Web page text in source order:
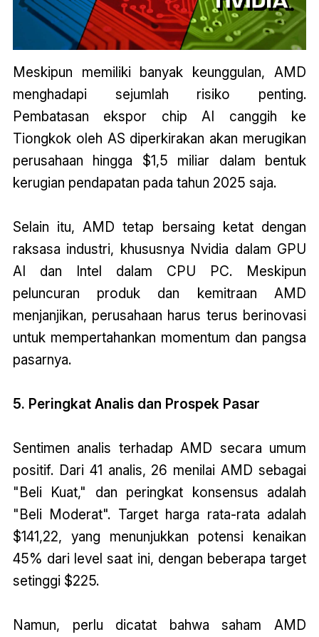
Meskipun memiliki banyak keunggulan, AMD
menghadapi sejumlah risiko penting.
Pembatasan ekspor chip AI canggih ke
Tiongkok oleh AS diperkirakan akan merugikan
perusahaan hingga $1,5 miliar dalam bentuk
kerugian pendapatan pada tahun 2025 saja.
Selain itu, AMD tetap bersaing ketat dengan
raksasa industri, khususnya Nvidia dalam GPU
AI dan Intel dalam CPU PC. Meskipun
peluncuran produk dan kemitraan AMD
menjanjikan, perusahaan harus terus berinovasi
untuk mempertahankan momentum dan pangsa
pasarnya.
5. Peringkat Analis dan Prospek Pasar
Sentimen analis terhadap AMD secara umum
positif. Dari 41 analis, 26 menilai AMD sebagai
"Beli Kuat," dan peringkat konsensus adalah
"Beli Moderat". Target harga rata-rata adalah
$141,22, yang menunjukkan potensi kenaikan
45% dari level saat ini, dengan beberapa target
setinggi $225.
Namun, perlu dicatat bahwa saham AMD